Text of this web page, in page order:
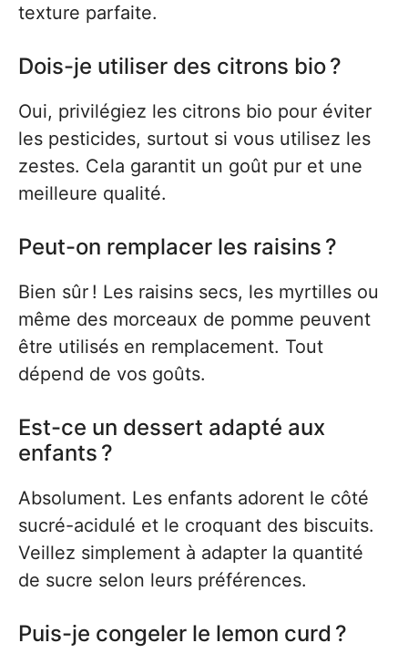
texture parfaite.
Dois-je utiliser des citrons bio ?
Oui, privilégiez les citrons bio pour éviter
les pesticides, surtout si vous utilisez les
zestes. Cela garantit un goût pur et une
meilleure qualité.
Peut-on remplacer les raisins ?
Bien sûr ! Les raisins secs, les myrtilles ou
même des morceaux de pomme peuvent
être utilisés en remplacement. Tout
dépend de vos goûts.
Est-ce un dessert adapté aux
enfants ?
Absolument. Les enfants adorent le côté
sucré-acidulé et le croquant des biscuits.
Veillez simplement à adapter la quantité
de sucre selon leurs préférences.
Puis-je congeler le lemon curd ?